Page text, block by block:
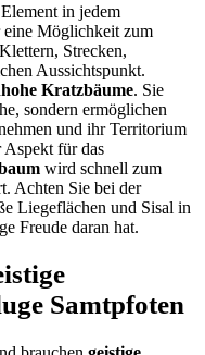
in jedem
eine Möglichkeit zum
Strecken,
Aussichtspunkt.
Kratzbäume. Sie
sondern ermöglichen
und ihr Territorium
Aspekt für das
wird schnell zum
Achten Sie bei der
Liegeflächen und Sisal in
Freude daran hat.
Samtpfoten